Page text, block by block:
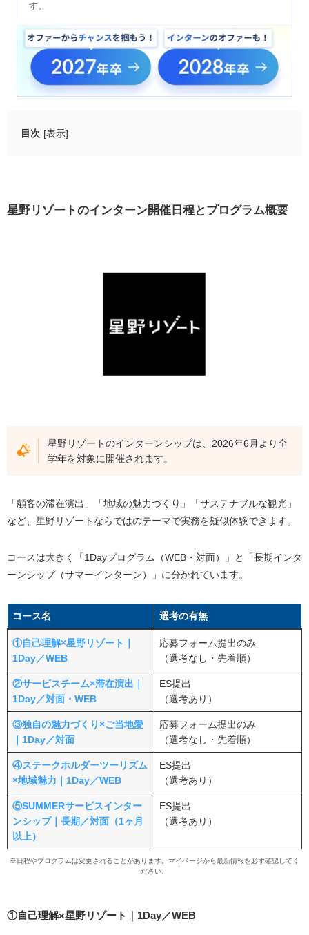
す。
目次 [表示]
②サービスチーム×滞在演出｜1Day／対面・WEB
星野リゾートのインターン参加者への本選考優遇
ES（エントリーシート）選考の対策
星野リゾートの平均年収・初任給
星野リゾートの採用大学
星野リゾート志望者におすすめの併願企業6選
レジャー・高級ホテル（オリエンタルランド、帝国
ホテル、藤田観光）
鉄道・まちづくり（JR東日本、JR西日本、東急）
星野リゾート志望者におすすめのスカウト型就活サイト3
選
OfferBox｜3年連続就活生の満足度No.1。東証プライ
ム上場企業を含む約2.3万社に出会える
ABABA｜最終面接まで残った経験を評価。選考カッ
トで早期内定を狙える
キミスカ｜3種のオファーで企業の本気度がわかり効
率よく活動できる
星野リゾートインターンに関するよくある質問（Q&A）
まとめ
星野リゾートのインターン開催日程とプログラム概要
星野リゾートのインターンシップは、2026年6月より全
学年を対象に開催されます。
「顧客の滞在演出」「地域の魅力づくり」「サステナブルな観光」
など、星野リゾートならではのテーマで実務を疑似体験できます。
コースは大きく「1Dayプログラム（WEB・対面）」と「長期インタ
ーンシップ（サマーインターン）」に分かれています。
コース名 選考の有無
①自己理解×星野リゾート｜
1Day／WEB
応募フォーム提出のみ
（選考なし・先着順）
②サービスチーム×滞在演出｜
1Day／対面・WEB
ES提出
（選考あり）
③独自の魅力づくり×ご当地愛
｜1Day／対面
応募フォーム提出のみ
（選考なし・先着順）
④ステークホルダーツーリズム
×地域魅力｜1Day／WEB
ES提出
（選考あり）
⑤SUMMERサービスインター
ンシップ｜長期／対面（1ヶ月
以上）
ES提出
（選考あり）
※日程やプログラムは変更されることがあります。マイページから最新情報を必ず確認してく
ださい。
①自己理解×星野リゾート｜1Day／WEB